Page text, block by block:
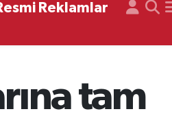
Reklamlar
tam